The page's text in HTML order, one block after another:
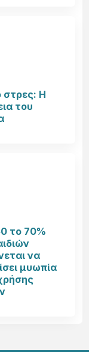
στρες: Η
του
το 70%
να
μυωπία